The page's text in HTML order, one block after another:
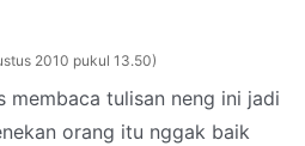
2010 pukul 13.50
membaca tulisan neng ini jadi
orang itu nggak baik